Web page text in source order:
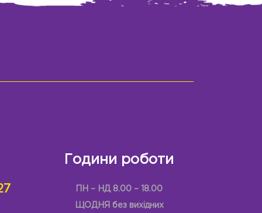
Години роботи
ПН – НД 8.00 – 18.00
ЩОДНЯ без вихідних